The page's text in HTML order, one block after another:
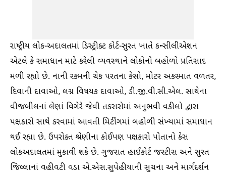
રાષ્ટ્રીય લોક-અદાલતમાં ડિસ્ટ્રીક્ટ કોર્ટ-સુરત ખાતે કન્સીલીએશન
એટલે કે સમાધાન માટે કરેલી વ્યવસ્થાને લોકોનો બહોળો પ્રતિસાદ
મળી રહ્યો છે. નાની રકમની ચેક પરતના કેસો, મોટર અકસ્માત વળતર,
દિવાની દાવાઓ, લગ્ન વિષયક દાવાઓ, ડી.જી.વી.સી.એલ. સાથેના
વીજબીલનાં લેણાં વિગેરે જેવી તકરારોમાં અનુભવી વકીલો દ્વારા
પક્ષકારો સાથે કરવામાં આવતી મિટીંગમાં બહોળી સંખ્યામાં સમાધાન
થઈ રહ્યા છે. ઉપરોક્ત શ્રેણીના કોઈપણ પક્ષકારો પોતાનો કેસ
લોકઅદાલતમાં મુકાવી શકે છે. ગુજરાત હાઈકોર્ટ જસ્ટીસ અને સુરત
જિલ્લાનાં વહીવટી વડા એ.એસ.સુપેહીયાની સુચના અને માર્ગદર્શન